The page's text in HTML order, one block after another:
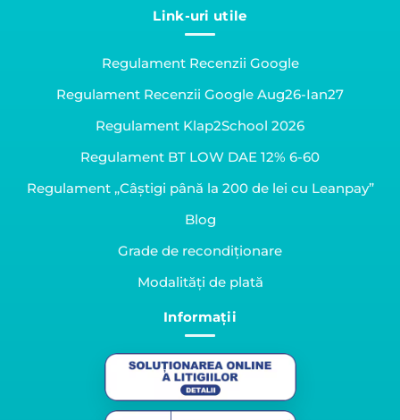
Link-uri utile
Regulament Recenzii Google
Regulament Recenzii Google Aug26-Ian27
Regulament Klap2School 2026
Regulament BT LOW DAE 12% 6-60
Regulament „Câștigi până la 200 de lei cu Leanpay”
Blog
Grade de recondiționare
Modalități de plată
Informații